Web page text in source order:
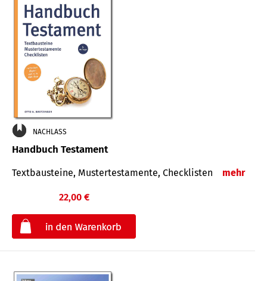
NACHLASS
Handbuch Testament
Textbausteine, Mustertestamente, Checklisten mehr
22,00 €